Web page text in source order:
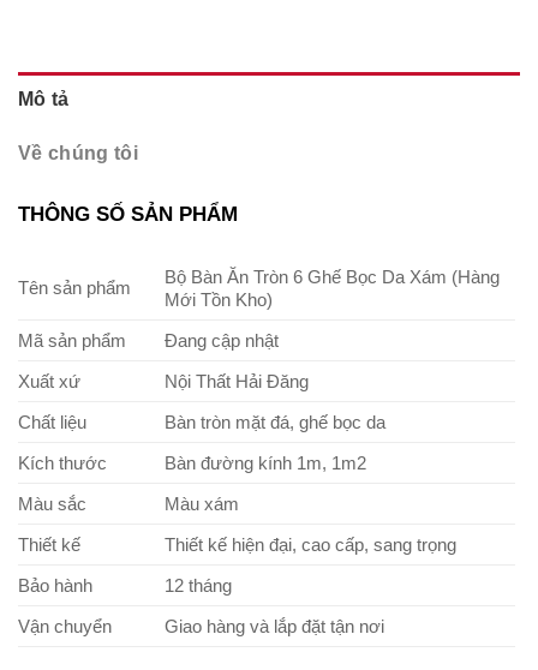
Mô tả
Về chúng tôi
THÔNG SỐ SẢN PHẨM
Tên sản phẩm
Bộ Bàn Ăn Tròn 6 Ghế Bọc Da Xám (Hàng
Mới Tồn Kho)
Mã sản phẩm
Đang cập nhật
Xuất xứ
Nội Thất Hải Đăng
Chất liệu
Bàn tròn mặt đá, ghế bọc da
Kích thước
Bàn đường kính 1m, 1m2
Màu sắc
Màu xám
Thiết kế
Thiết kế hiện đại, cao cấp, sang trọng
Bảo hành
12 tháng
Vận chuyển
Giao hàng và lắp đặt tận nơi